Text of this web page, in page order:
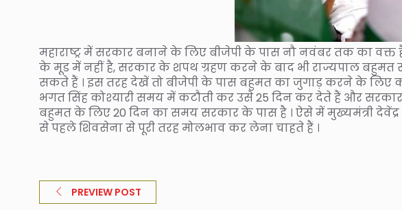
महाराष्ट्र में सरकार बनाने के लिए बीजेपी के पास नौ नवंबर तक का वक्त
के मूड में नहीं है, सरकार के शपथ ग्रहण करने के बाद भी राज्यपाल
सकते हैं । इस तरह देखें तो बीजेपी के पास बहुमत का जुगाड़ करने के लिए
भगत सिंह कोश्यारी समय में कटौती कर उसे 25 दिन कर देते हैं और
बहुमत के लिए 20 दिन का समय सरकार के पास है । ऐसे में मुख्यमंत्री
से पहले शिवसेना से पूरी तरह मोलभाव कर लेना चाहते हैं ।
PREVIEW POST